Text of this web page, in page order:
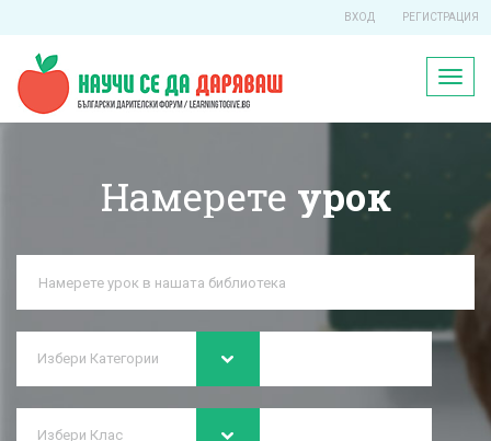
ВХОД РЕГИСТРАЦИЯ
Намерете урок